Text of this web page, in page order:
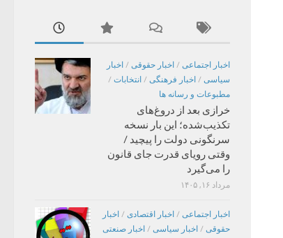
اخبار اجتماعی / اخبار حقوقی / اخبار
سیاسی / اخبار فرهنگی / انتخابات /
مطبوعات و رسانه ها
خرازی بعد از دروغ‌های
تکذیب‌شده؛ این بار نسخه
سرنگونی دولت را پیچید /
وقتی رویای قدرت جای قانون
را می‌گیرد
مرداد ۱۶, ۱۴۰۵
اخبار اجتماعی / اخبار اقتصادی / اخبار
حقوقی / اخبار سیاسی / اخبار صنعتی